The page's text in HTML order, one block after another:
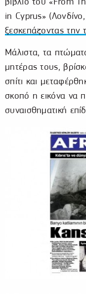
in Cyprus»
ξεσκεπάζοντας την
Μάλιστα, τα
μητέρας τους,
σπίτι και
σκοπό η εικόνα να
συναισθηματική